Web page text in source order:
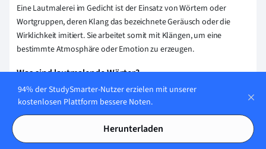
Eine Lautmalerei im Gedicht ist der Einsatz von Wörtern oder
Wortgruppen, deren Klang das bezeichnete Geräusch oder die
Wirklichkeit imitiert. Sie arbeitet somit mit Klängen, um eine
bestimmte Atmosphäre oder Emotion zu erzeugen.
Was sind lautmalende Wörter?
Lautmalende Wörter, auch als Onomatopoesie bezeichnet, sind
Wörter, die natürliche Geräusche oder Klänge nachahmen.
Beispiele sind "knarren", "zwitschern" oder "krachen". Diese Wörter
sollen beim Lesen oder Hören die passende akustische Vorstellung
hervorrufen.
94% der StudySmarter-Nutzer erzielen mit unserer
kostenlosen Plattform bessere Noten.
Herunterladen